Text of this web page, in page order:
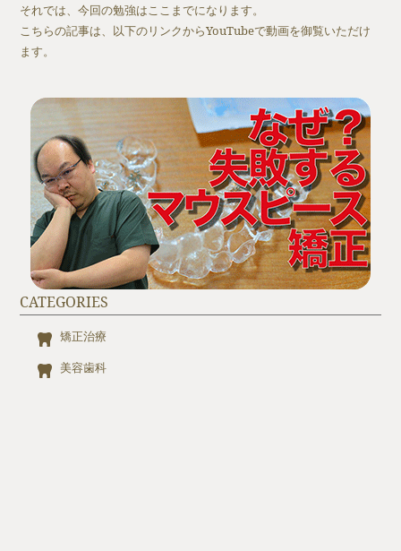
それでは、今回の勉強はここまでになります。
こちらの記事は、以下のリンクからYouTubeで動画を御覧いただけ
ます。
CATEGORIES
矯正治療
美容歯科